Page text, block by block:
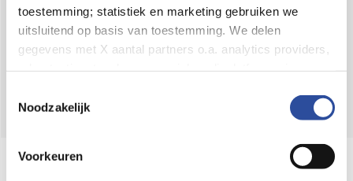
toestemming; statistiek en marketing gebruiken we
uitsluitend op basis van toestemming. We delen
gegevens met X aantal partners o.a. analytics providers,
en de bewaartermijnen per categorie. Je kunt je keuze op
gegevensverwerking staat in de
Privacyverklaring
Noodzakelijk
Voorkeuren
VolgDAop:
Online aanbieder medicijnen